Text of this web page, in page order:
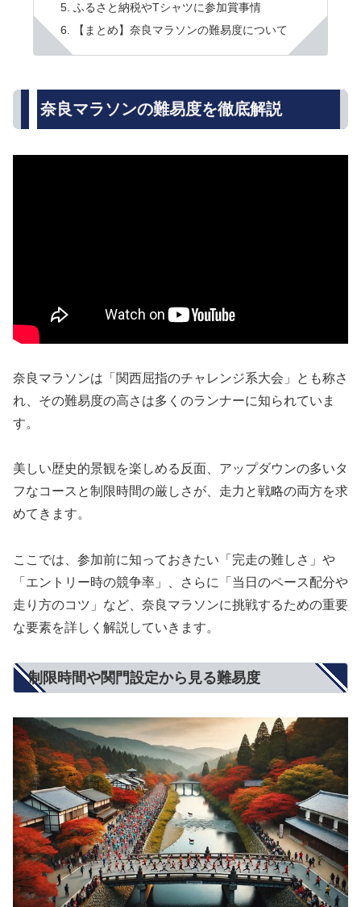
ふるさと納税やTシャツに参加賞事情
【まとめ】奈良マラソンの難易度について
奈良マラソンの難易度を徹底解説
奈良マラソンは「関西屈指のチャレンジ系大会」とも称さ
れ、その難易度の高さは多くのランナーに知られていま
す。
美しい歴史的景観を楽しめる反面、アップダウンの多いタ
フなコースと制限時間の厳しさが、走力と戦略の両方を求
めてきます。
ここでは、参加前に知っておきたい「完走の難しさ」や
「エントリー時の競争率」、さらに「当日のペース配分や
走り方のコツ」など、奈良マラソンに挑戦するための重要
な要素を詳しく解説していきます。
制限時間や関門設定から見る難易度